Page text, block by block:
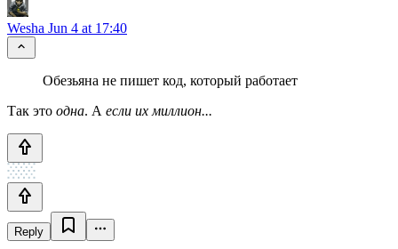
Wesha Jun 4 at 17:40
Обезьяна не пишет код, который работает
Так это одна. А если их миллион...
Reply